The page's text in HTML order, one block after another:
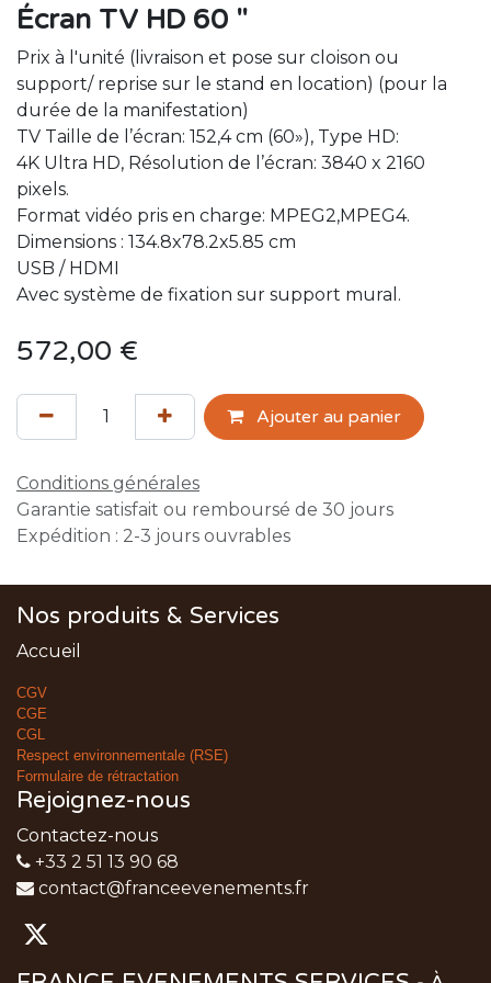
Écran TV HD 60 "
Prix à l'unité (livraison et pose sur cloison ou
support/ reprise sur le stand en location) (pour la
durée de la manifestation)
TV Taille de l’écran: 152,4 cm (60»), Type HD:
4K Ultra HD, Résolution de l’écran: 3840 x 2160
pixels.
Format vidéo pris en charge: MPEG2,MPEG4.
Dimensions : 134.8x78.2x5.85 cm
USB / HDMI
Avec système de fixation sur support mural.
572,00 €
Ajouter au panier
Conditions générales
Garantie satisfait ou remboursé de 30 jours
Expédition : 2-3 jours ouvrables
Nos produits & Services
Accueil
CGV
CGE
CGL
Respect environnementale (RSE)
Formulaire de rétractation
Rejoignez-nous
Contactez-nous
+33 2 51 13 90 68
contact@franceevenements.fr